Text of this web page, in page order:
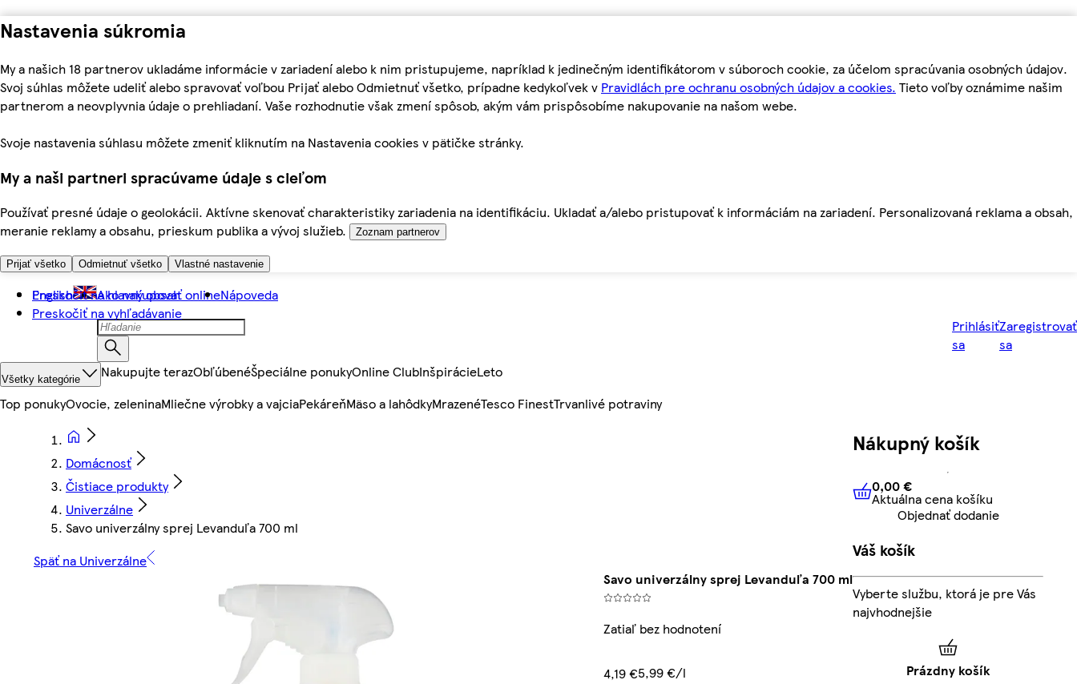
Nastavenia súkromia
My a našich 18 partnerov ukladáme informácie v zariadení alebo k nim pristupujeme, napríklad k jedinečným identifikátorom v súboroch cookie, za účelom spracúvania osobných údajov.
Svoj súhlas môžete udeliť alebo spravovať voľbou Prijať alebo Odmietnuť všetko, prípadne kedykoľvek v Pravidlách pre ochranu osobných údajov a cookies. Tieto voľby oznámime našim
partnerom a neovplyvnia údaje o prehliadaní. Vaše rozhodnutie však zmení spôsob, akým vám prispôsobíme nakupovanie na našom webe.
Svoje nastavenia súhlasu môžete zmeniť kliknutím na Nastavenia cookies v pätičke stránky.
My a naši partneri spracúvame údaje s cieľom
Používať presné údaje o geolokácii. Aktívne skenovať charakteristiky zariadenia na identifikáciu. Ukladať a/alebo pristupovať k informáciám na zariadení. Personalizovaná reklama a obsah,
meranie reklamy a obsahu, prieskum publika a vývoj služieb.
Zoznam partnerov
Prijať všetko Odmietnuť všetko Vlastné nastavenie
Preskočiť na hlavný obsah
Preskočiť na vyhľadávanie
English Ako nakupovať onlineNápoveda
Prihlásiť
sa
Zaregistrovať
sa
Všetky kategórie Nakupujte terazObľúbenéŠpeciálne ponukyOnline ClubInšpirácieLeto
Top ponukyOvocie, zeleninaMliečne výrobky a vajciaPekáreňMäso a lahôdkyMrazenéTesco FinestTrvanlivé potraviny
Domácnosť
Čistiace produkty
Univerzálne
Savo univerzálny sprej Levanduľa 700 ml
Späť na Univerzálne
Savo univerzálny sprej Levanduľa 700 ml
Zatiaľ bez hodnotení
4,19 €5,99 €/l
Nákupný košík
0,00 € Aktuálna cena košíku
0,00 €
Aktuálna cena košíku
Objednať dodanie
Váš košík
Vyberte službu, ktorá je pre Vás
najvhodnejšie
Prázdny košík